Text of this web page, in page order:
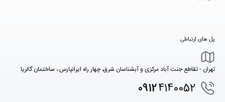
پل های ارتباطی
تهران - تقاطع جنت آباد مرکزی و آبشناسان شرق، چهار راه ایرانپارس ، ساختمان گالریا
09124140052